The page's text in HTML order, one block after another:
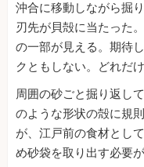
沖合に移動しながら掘
刃先が貝殻に当たった
の一部が見える。期待
クともしない。どれだ
周囲の砂ごと掘り返し
のような形状の殻に規
が、江戸前の食材とし
め砂袋を取り出す必要